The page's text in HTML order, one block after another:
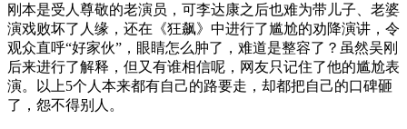
刚本是受人尊敬的老演员，可李达康之后也难为带儿子、老婆
演戏败坏了人缘，还在《狂飙》中进行了尴尬的劝降演讲，令
观众直呼“好家伙”，眼睛怎么肿了，难道是整容了？虽然吴刚
后来进行了解释，但又有谁相信呢，网友只记住了他的尴尬表
演。以上5个人本来都有自己的路要走，却都把自己的口碑砸
了，怨不得别人。